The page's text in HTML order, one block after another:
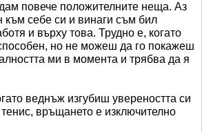
повече положителните неща. Аз
към себе си и винаги съм бил
и върху това. Трудно е, когато
но не можеш да го покажеш
ми в момента и трябва да я
веднъж изгубиш увереността си
връщането е изключително